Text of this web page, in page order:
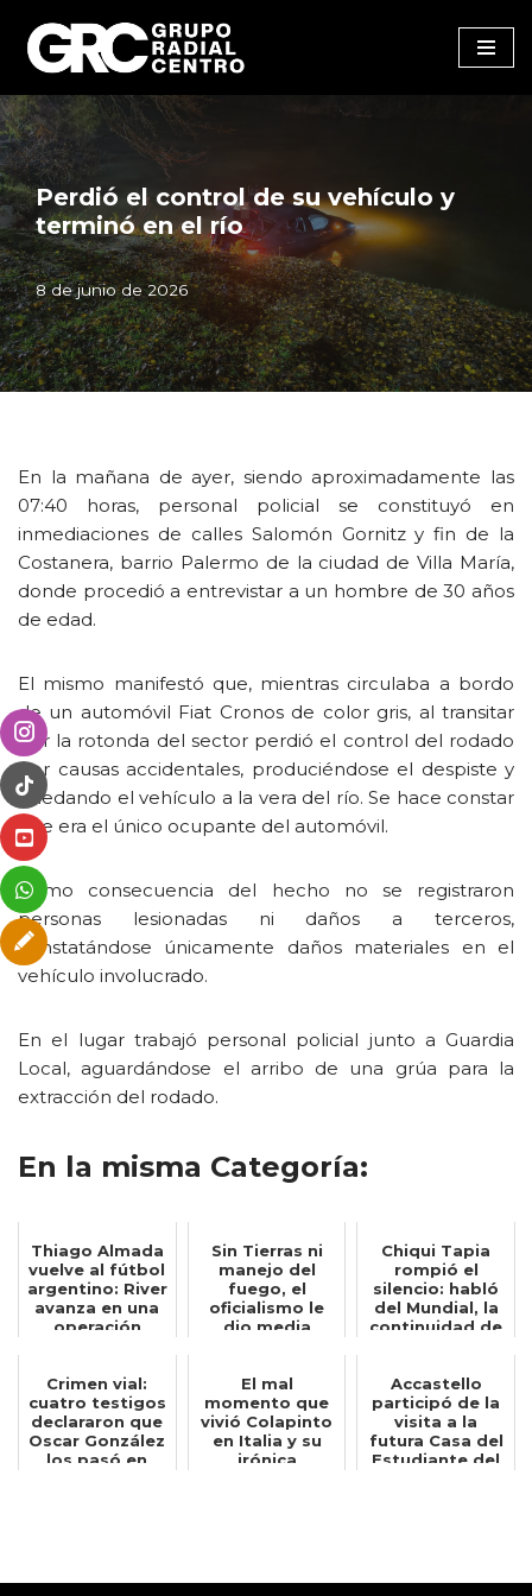
Saltar
al
contenido
Perdió el control de su vehículo y
terminó en el río
8 de junio de 2026
En la mañana de ayer, siendo aproximadamente las
07:40 horas, personal policial se constituyó en
inmediaciones de calles Salomón Gornitz y fin de la
Costanera, barrio Palermo de la ciudad de Villa María,
donde procedió a entrevistar a un hombre de 30 años
de edad.
El mismo manifestó que, mientras circulaba a bordo
de un automóvil Fiat Cronos de color gris, al transitar
por la rotonda del sector perdió el control del rodado
por causas accidentales, produciéndose el despiste y
quedando el vehículo a la vera del río. Se hace constar
que era el único ocupante del automóvil.
Como consecuencia del hecho no se registraron
personas lesionadas ni daños a terceros,
constatándose únicamente daños materiales en el
vehículo involucrado.
En el lugar trabajó personal policial junto a Guardia
Local, aguardándose el arribo de una grúa para la
extracción del rodado.
En la misma Categoría:
Thiago Almada
vuelve al fútbol
argentino: River
avanza en una
operación
Sin Tierras ni
manejo del
fuego, el
oficialismo le
dio media
Chiqui Tapia
rompió el
silencio: habló
del Mundial, la
continuidad de
Crimen vial:
cuatro testigos
declararon que
Oscar González
los pasó en
El mal
momento que
vivió Colapinto
en Italia y su
irónica
Accastello
participó de la
visita a la
futura Casa del
Estudiante del